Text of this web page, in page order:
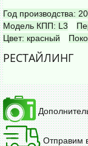
Год производства:
Модель КПП: L3
Цвет: красный
РЕСТАЙЛИНГ
Отправим